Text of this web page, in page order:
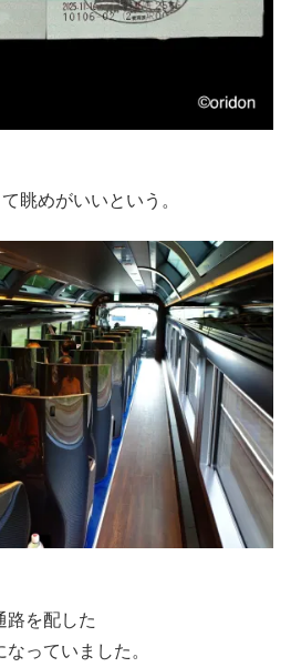
眺めがいいという。
路を配した
っていました。